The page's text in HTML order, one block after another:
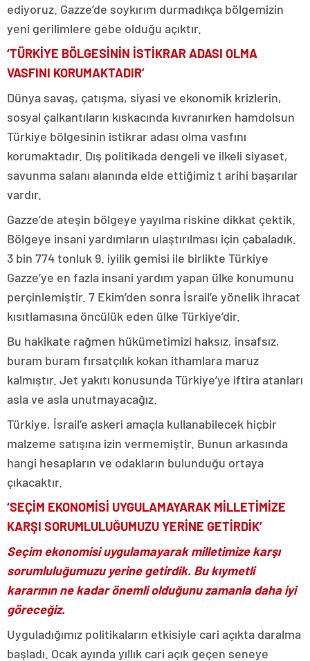
ediyoruz. Gazze’de soykırım durmadıkça bölgemizin
yeni gerilimlere gebe olduğu açıktır.
‘TÜRKİYE BÖLGESİNİN İSTİKRAR ADASI OLMA
VASFINI KORUMAKTADIR’
Dünya savaş, çatışma, siyasi ve ekonomik krizlerin,
sosyal çalkantıların kıskacında kıvranırken hamdolsun
Türkiye bölgesinin istikrar adası olma vasfını
korumaktadır. Dış politikada dengeli ve ilkeli siyaset,
savunma salanı alanında elde ettiğimiz t arihi başarılar
vardır.
Gazze’de ateşin bölgeye yayılma riskine dikkat çektik.
Bölgeye insani yardımların ulaştırılması için çabaladık.
3 bin 774 tonluk 9. iyilik gemisi ile birlikte Türkiye
Gazze’ye en fazla insani yardım yapan ülke konumunu
perçinlemiştir. 7 Ekim’den sonra İsrail’e yönelik ihracat
kısıtlamasına öncülük eden ülke Türkiye’dir.
Bu hakikate rağmen hükümetimizi haksız, insafsız,
buram buram fırsatçılık kokan ithamlara maruz
kalmıştır. Jet yakıtı konusunda Türkiye’ye iftira atanları
asla ve asla unutmayacağız.
Türkiye, İsrail’e askeri amaçla kullanabilecek hiçbir
malzeme satışına izin vermemiştir. Bunun arkasında
hangi hesapların ve odakların bulunduğu ortaya
çıkacaktır.
‘SEÇİM EKONOMİSİ UYGULAMAYARAK MİLLETİMİZE
KARŞI SORUMLULUĞUMUZU YERİNE GETİRDİK’
Seçim ekonomisi uygulamayarak milletimize karşı
sorumluluğumuzu yerine getirdik. Bu kıymetli
kararının ne kadar önemli olduğunu zamanla daha iyi
göreceğiz.
Uyguladığımız politikaların etkisiyle cari açıkta daralma
başladı. Ocak ayında yıllık cari açık geçen seneye